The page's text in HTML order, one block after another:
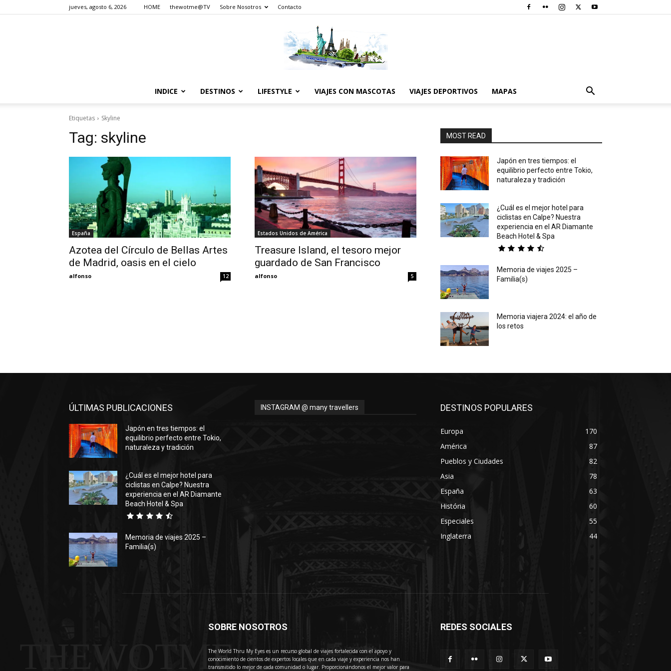
jueves, agosto 6, 2026 HOME thewotme@TV Sobre Nosotros Contacto
World
Thru
INDICE DESTINOS LIFESTYLE VIAJES CON MASCOTAS VIAJES DEPORTIVOS MAPAS
Etiquetas Skyline
Tag: skyline
España
Azotea del Círculo de Bellas Artes
de Madrid, oasis en el cielo
alfonso 12
Estados Unidos de América
Treasure Island, el tesoro mejor
guardado de San Francisco
alfonso 5
MOST READ
Japón en tres tiempos: el
equilibrio perfecto entre Tokio,
naturaleza y tradición
¿Cuál es el mejor hotel para
ciclistas en Calpe? Nuestra
experiencia en el AR Diamante
Beach Hotel & Spa
Memoria de viajes 2025 –
Familia(s)
Memoria viajera 2024: el año de
los retos
ÚLTIMAS PUBLICACIONES
Japón en tres tiempos: el
equilibrio perfecto entre Tokio,
naturaleza y tradición
¿Cuál es el mejor hotel para
ciclistas en Calpe? Nuestra
experiencia en el AR Diamante
Beach Hotel & Spa
Memoria de viajes 2025 –
Familia(s)
INSTAGRAM @ many travellers DESTINOS POPULARES
Europa
170
América
87
Pueblos y Ciudades
82
Asia
78
España
63
História
60
Especiales
55
Inglaterra
44
THEWOTME
SOBRE NOSOTROS
The World Thru My Eyes es un recurso global de viajes fortalecida con el apoyo y
conocimiento de cientos de expertos locales que en cada viaje y experiencia nos han
transmitido lo mejor de cada comunidad o lugar. Proporcionándonos el mejor valor para
REDES SOCIALES